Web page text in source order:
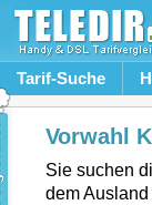
Tarif-Suche
Vorwahl
Sie suchen
dem